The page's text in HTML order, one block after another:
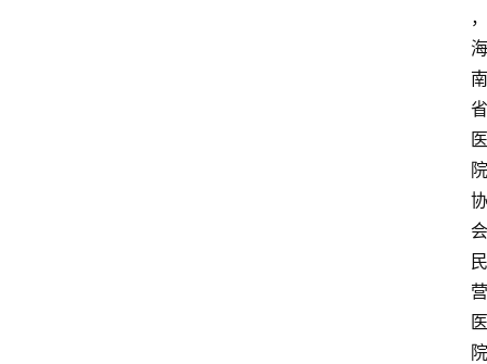
，
海
南
省
医
院
协
会
民
营
医
院